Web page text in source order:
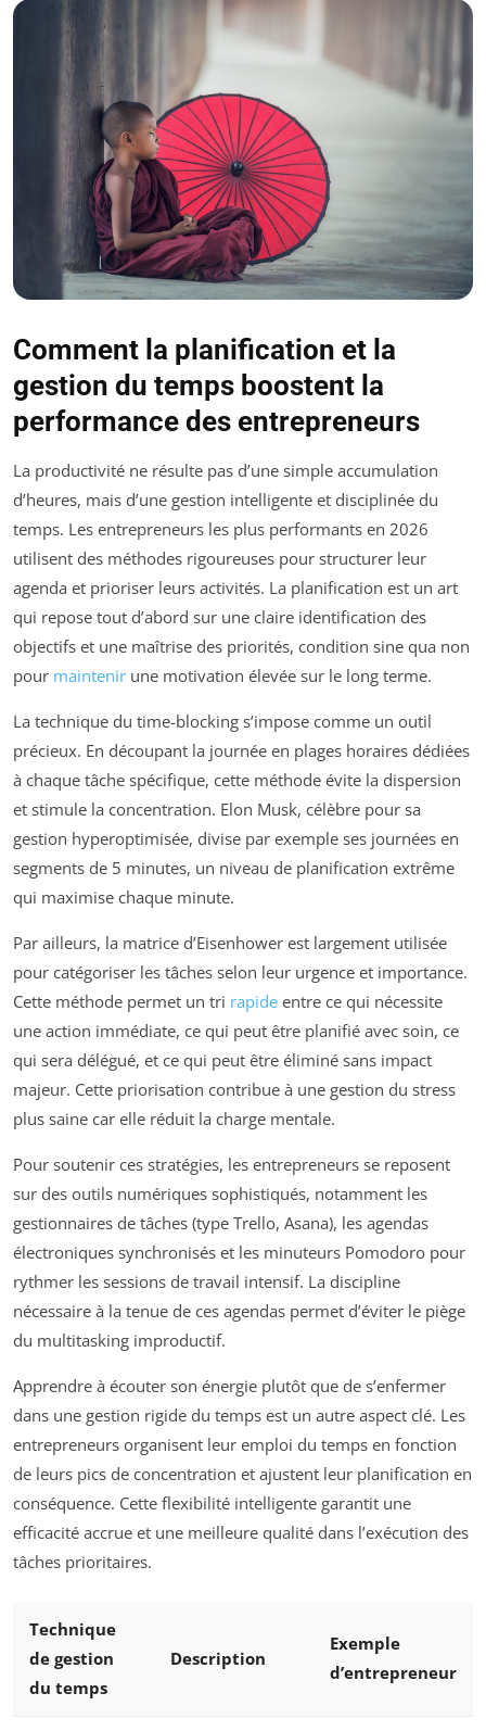
Comment la planification et la
gestion du temps boostent la
performance des entrepreneurs
La productivité ne résulte pas d’une simple accumulation
d’heures, mais d’une gestion intelligente et disciplinée du
temps. Les entrepreneurs les plus performants en 2026
utilisent des méthodes rigoureuses pour structurer leur
agenda et prioriser leurs activités. La planification est un art
qui repose tout d’abord sur une claire identification des
objectifs et une maîtrise des priorités, condition sine qua non
pour maintenir une motivation élevée sur le long terme.
La technique du time-blocking s’impose comme un outil
précieux. En découpant la journée en plages horaires dédiées
à chaque tâche spécifique, cette méthode évite la dispersion
et stimule la concentration. Elon Musk, célèbre pour sa
gestion hyperoptimisée, divise par exemple ses journées en
segments de 5 minutes, un niveau de planification extrême
qui maximise chaque minute.
Par ailleurs, la matrice d’Eisenhower est largement utilisée
pour catégoriser les tâches selon leur urgence et importance.
Cette méthode permet un tri rapide entre ce qui nécessite
une action immédiate, ce qui peut être planifié avec soin, ce
qui sera délégué, et ce qui peut être éliminé sans impact
majeur. Cette priorisation contribue à une gestion du stress
plus saine car elle réduit la charge mentale.
Pour soutenir ces stratégies, les entrepreneurs se reposent
sur des outils numériques sophistiqués, notamment les
gestionnaires de tâches (type Trello, Asana), les agendas
électroniques synchronisés et les minuteurs Pomodoro pour
rythmer les sessions de travail intensif. La discipline
nécessaire à la tenue de ces agendas permet d’éviter le piège
du multitasking improductif.
Apprendre à écouter son énergie plutôt que de s’enfermer
dans une gestion rigide du temps est un autre aspect clé. Les
entrepreneurs organisent leur emploi du temps en fonction
de leurs pics de concentration et ajustent leur planification en
conséquence. Cette flexibilité intelligente garantit une
efficacité accrue et une meilleure qualité dans l’exécution des
tâches prioritaires.
Technique
de gestion
du temps
Description
Exemple
d’entrepreneur